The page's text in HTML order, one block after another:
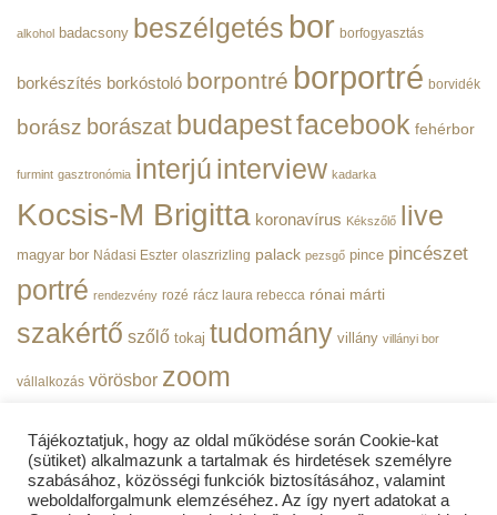
BorPortré
alkohol badacsony beszélgetés bor borfogyasztás
borkészítés borkóstoló borpontré borportré borvidék
borász borászat budapestfacebook fehérbor
furmint gasztronómia interjú interview kadarka
Kocsis-M Brigitta koronavírus Kékszőlő live
magyar bor Nádasi Eszter olaszrizling palack pezsgő pince pincészet
portré rendezvény rozé rácz laura rebecca rónai márti
szakértő szőlő tokaj tudomány villány villányi bor
vállalkozás vörösbor zoom
Tájékoztatjuk, hogy az oldal működése során Cookie-kat
(sütiket) alkalmazunk a tartalmak és hirdetések személyre
szabásához, közösségi funkciók biztosításához, valamint
weboldalforgalmunk elemzéséhez. Az így nyert adatokat a